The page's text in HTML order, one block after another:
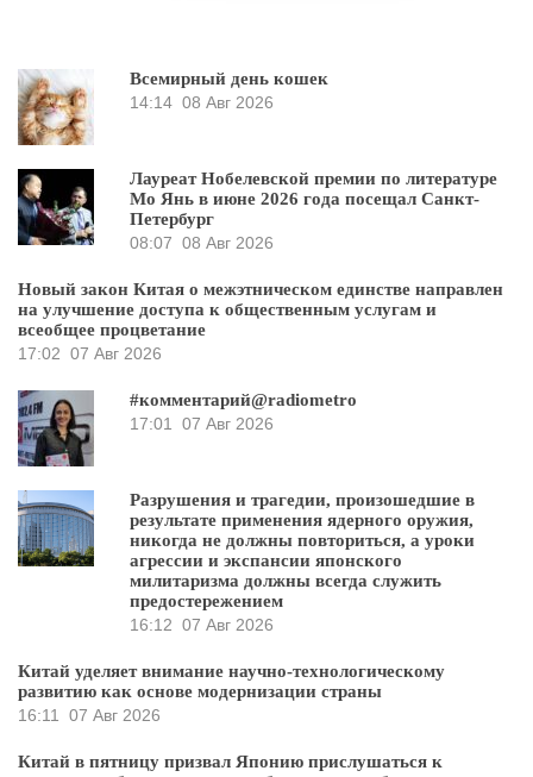
Всемирный день кошек
14:14 08 Авг 2026
Лауреат Нобелевской премии по литературе
Мо Янь в июне 2026 года посещал Санкт-
Петербург
08:07 08 Авг 2026
Новый закон Китая о межэтническом единстве направлен
на улучшение доступа к общественным услугам и
всеобщее процветание
17:02 07 Авг 2026
#комментарий@radiometro
17:01
07 Авг 2026
Разрушения и трагедии, произошедшие в
результате применения ядерного оружия,
никогда не должны повториться, а уроки
агрессии и экспансии японского
милитаризма должны всегда служить
предостережением
16:12 07 Авг 2026
Китай уделяет внимание научно-технологическому
развитию как основе модернизации страны
16:11
07 Авг 2026
Китай в пятницу призвал Японию прислушаться к